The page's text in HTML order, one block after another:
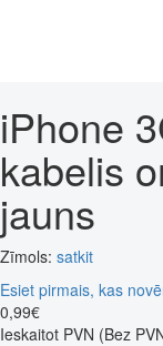
iPhone
kabelis
jauns
Zīmols: satkit
Esiet pirmais, kas
0,99€
Ieskaitot PVN (Bez